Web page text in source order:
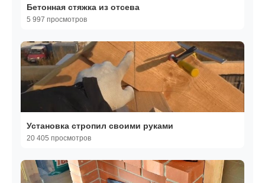
Бетонная стяжка из отсева
5 997 просмотров
Установка стропил своими руками
20 405 просмотров